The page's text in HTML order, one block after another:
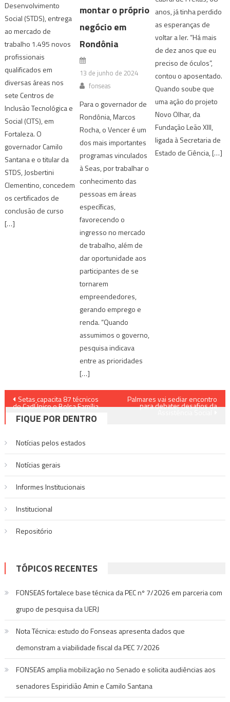
Desenvolvimento
Social (STDS), entrega
ao mercado de
trabalho 1.495 novos
profissionais
qualificados em
diversas áreas nos
sete Centros de
Inclusão Tecnológica e
Social (CITS), em
Fortaleza. O
governador Camilo
Santana e o titular da
STDS, Josbertini
Clementino, concedem
os certificados de
conclusão de curso
[…]
montar o próprio
negócio em
Rondônia
13 de junho de 2024
fonseas
Para o governador de
Rondônia, Marcos
Rocha, o Vencer é um
dos mais importantes
programas vinculados
à Seas, por trabalhar o
conhecimento das
pessoas em áreas
específicas,
favorecendo o
ingresso no mercado
de trabalho, além de
dar oportunidade aos
participantes de se
tornarem
empreendedores,
gerando emprego e
renda. “Quando
assumimos o governo,
pesquisa indicava
entre as prioridades
[…]
anos, já tinha perdido
as esperanças de
voltar a ler. “Há mais
de dez anos que eu
preciso de óculos”,
contou o aposentado.
Quando soube que
uma ação do projeto
Novo Olhar, da
Fundação Leão XIII,
ligada à Secretaria de
Estado de Ciência, […]
Navegação
de
Post
Setas capacita 87 técnicos
do CadÚnico e Bolsa Família
Palmares vai sediar encontro
para debater desafios da
FIQUE POR DENTRO
Notícias pelos estados
Notí­cias gerais
Informes Institucionais
Institucional
Repositório
TÓPICOS RECENTES
FONSEAS fortalece base técnica da PEC nº 7/2026 em parceria com
grupo de pesquisa da UERJ
Nota Técnica: estudo do Fonseas apresenta dados que
demonstram a viabilidade fiscal da PEC 7/2026
FONSEAS amplia mobilização no Senado e solicita audiências aos
senadores Espiridião Amin e Camilo Santana